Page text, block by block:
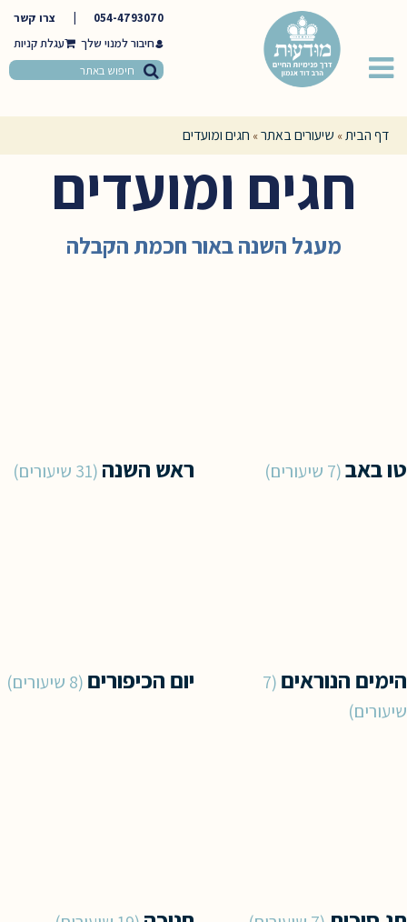
054-4793070
צרו קשר
חיבור למנוי שלך
דף הבית» שיעורים באתר» חגים ומועדים
חגים ומועדים
מעגל השנה באור חכמת הקבלה
טו באב 7 שיעורים ראש השנה 31 שיעורים
הימים הנוראים 7
שיעורים
יום הכיפורים 8 שיעורים